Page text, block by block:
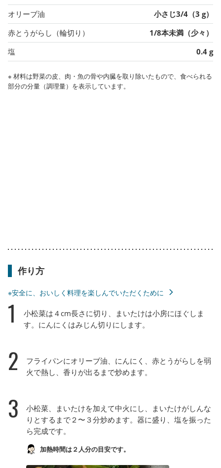
オリーブ油
小さじ3/4（3 g）
赤とうがらし（輪切り）
1/8本未満（少々）
塩
0.4 g
※ 材料は野菜の皮、肉・魚の骨や内臓を取り除いたもので、食べられる
部分の分量（調理量）を表示しています。
作り方
※安全に、おいしく料理を楽しんでいただくために
1
小松菜は４cm長さに切り、まいたけは小房にほぐしま
す。にんにくはみじん切りにします。
2
フライパンにオリーブ油、にんにく、赤とうがらしを弱
火で熱し、香りが出るまで炒めます。
3
小松菜、まいたけを加えて中火にし、まいたけがしんな
りとするまで２〜３分炒めます。器に盛り、塩を振った
ら完成です。
加熱時間は２人分の目安です。